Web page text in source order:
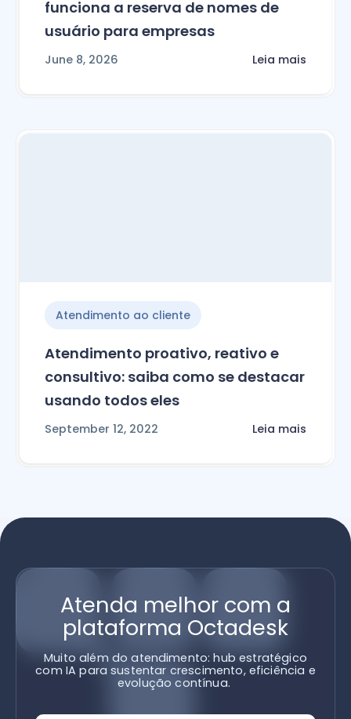
funciona a reserva de nomes de
usuário para empresas
June 8, 2026 Leia mais
Atendimento ao cliente
Atendimento proativo, reativo e
consultivo: saiba como se destacar
usando todos eles
September 12, 2022 Leia mais
Atenda melhor com a
plataforma Octadesk
Muito além do atendimento: hub estratégico
com IA para sustentar crescimento, eficiência e
evolução contínua.